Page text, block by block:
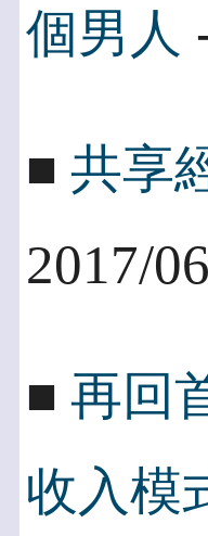
個男人
■ 共享
2017/
■ 再回
收入模